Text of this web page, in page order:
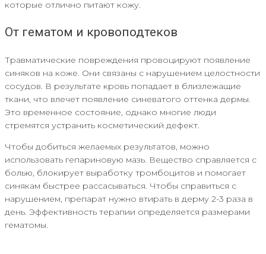
которые отлично питают кожу.
От гематом и кровоподтеков
Травматические повреждения провоцируют появление
синяков на коже. Они связаны с нарушением целостности
сосудов. В результате кровь попадает в близлежащие
ткани, что влечет появление синеватого оттенка дермы.
Это временное состояние, однако многие люди
стремятся устранить косметический дефект.
Чтобы добиться желаемых результатов, можно
использовать гепариновую мазь. Вещество справляется с
болью, блокирует выработку тромбоцитов и помогает
синякам быстрее рассасываться. Чтобы справиться с
нарушением, препарат нужно втирать в дерму 2-3 раза в
день. Эффективность терапии определяется размерами
гематомы.